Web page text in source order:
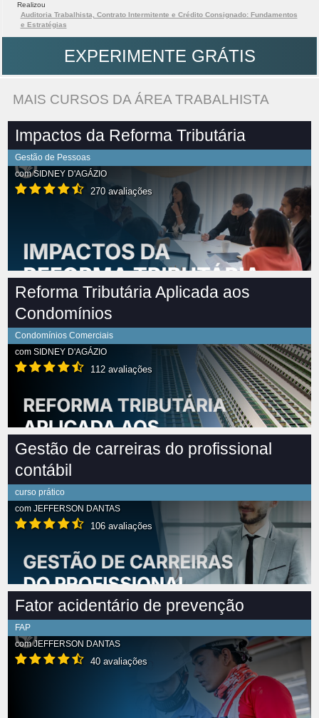
Realizou
Auditoria Trabalhista, Contrato Intermitente e Crédito Consignado: Fundamentos
e Estratégias
EXPERIMENTE GRÁTIS
MAIS CURSOS DA ÁREA TRABALHISTA
Impactos da Reforma Tributária
Gestão de Pessoas
comSIDNEY D'AGÁZIO
270 avaliações
Reforma Tributária Aplicada aos
Condomínios
Condomínios Comerciais
com SIDNEY D'AGÁZIO
112 avaliações
Gestão de carreiras do profissional
contábil
curso prático
com JEFFERSON DANTAS
106 avaliações
Fator acidentário de prevenção
FAP
comJEFFERSON DANTAS
40 avaliações